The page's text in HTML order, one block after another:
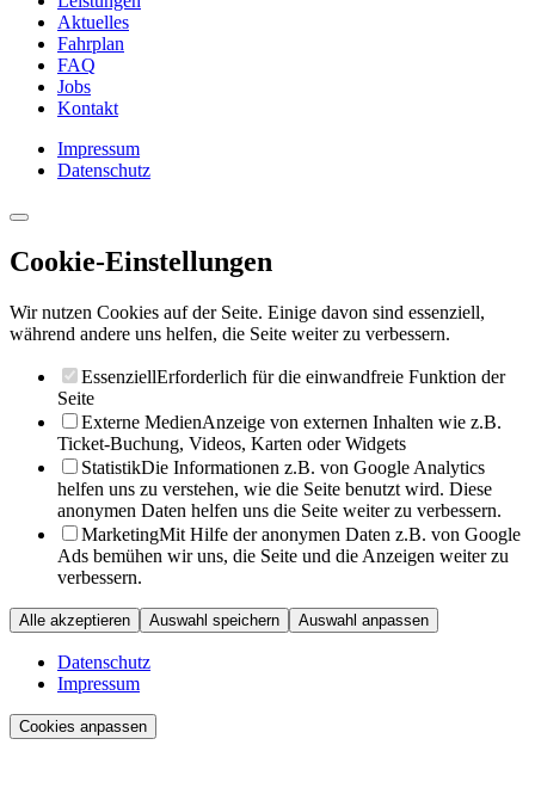
Aktuelles
Fahrplan
FAQ
Jobs
Kontakt
Impressum
Datenschutz
Cookie-Einstellungen
Wir nutzen Cookies auf der Seite. Einige davon sind essenziell,
während andere uns helfen, die Seite weiter zu verbessern.
EssenziellErforderlich für die einwandfreie Funktion der
Seite
Externe MedienAnzeige von externen Inhalten wie z.B.
Ticket-Buchung, Videos, Karten oder Widgets
StatistikDie Informationen z.B. von Google Analytics
helfen uns zu verstehen, wie die Seite benutzt wird. Diese
anonymen Daten helfen uns die Seite weiter zu verbessern.
MarketingMit Hilfe der anonymen Daten z.B. von Google
Ads bemühen wir uns, die Seite und die Anzeigen weiter zu
verbessern.
Alle akzeptieren Auswahl speichern Auswahl anpassen
Datenschutz
Impressum
Cookies anpassen